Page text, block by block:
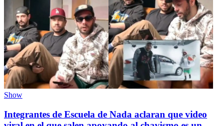
Show
Integrantes de Escuela de Nada aclaran que video